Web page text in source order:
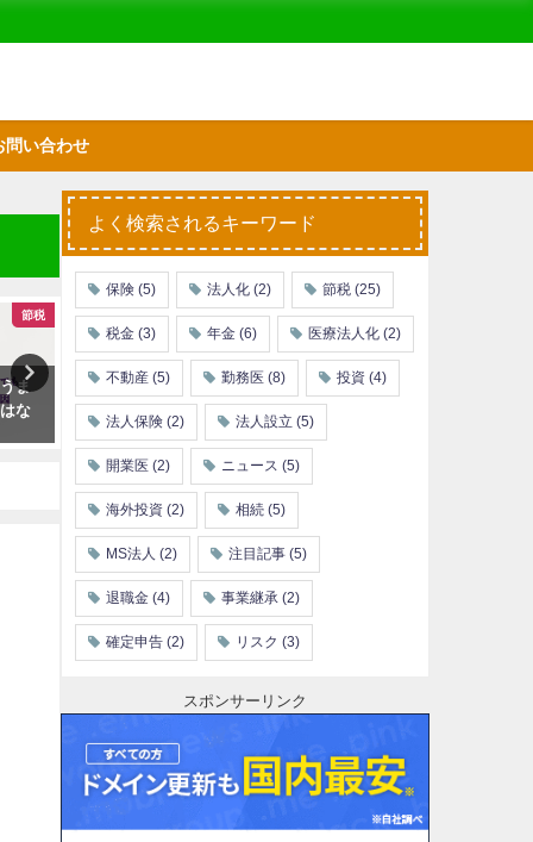
問い合わせ
節税
ま
な
節税
徹底検証！勤務医が会社をつく
どちらから始めるべき？
よく検索されるキーワード
保険(5) 法人化(2) 節税 (25)
税金(3) 年金(6) 医療法人化(2)
不動産(5) 勤務医 (8) 投資(4)
法人保険(2) 法人設立 (5)
開業医 (2) ニュース (5)
海外投資(2) 相続(5)
MS法人 (2) 注目記事(5)
退職金(4) 事業継承 (2)
確定申告(2) リスク (3)
スポンサーリンク